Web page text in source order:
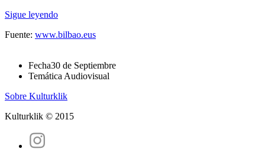
Sigue leyendo
Fuente: www.bilbao.eus
Fecha30 de Septiembre
Temática Audiovisual
Sobre Kulturklik
Kulturklik © 2015